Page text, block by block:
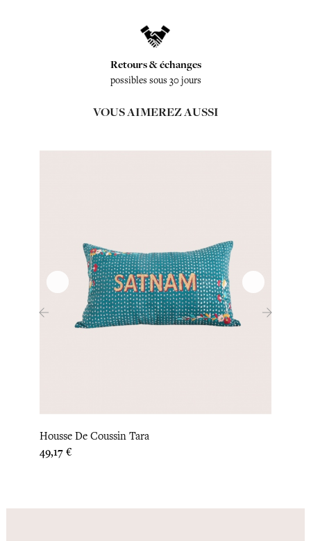
Retours & échanges
possibles sous 30 jours
VOUS AIMEREZ AUSSI
Housse De Coussin Tara
Prix
49,17 €